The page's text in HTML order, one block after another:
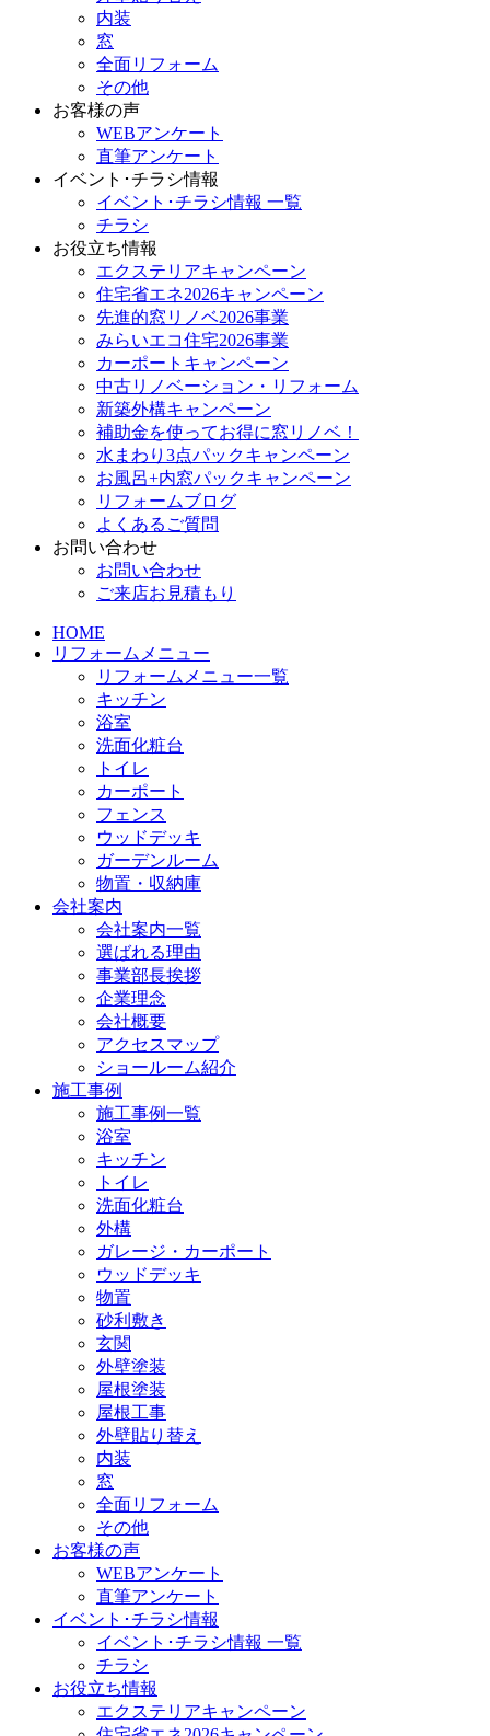
内装
窓
全面リフォーム
その他
お客様の声
WEBアンケート
直筆アンケート
イベント･チラシ情報
イベント･チラシ情報 一覧
チラシ
お役立ち情報
エクステリアキャンペーン
住宅省エネ2026キャンペーン
先進的窓リノベ2026事業
みらいエコ住宅2026事業
カーポートキャンペーン
中古リノベーション・リフォーム
新築外構キャンペーン
補助金を使ってお得に窓リノベ！
水まわり3点パックキャンペーン
お風呂+内窓パックキャンペーン
リフォームブログ
よくあるご質問
お問い合わせ
お問い合わせ
ご来店お見積もり
HOME
リフォームメニュー
リフォームメニュー一覧
キッチン
浴室
洗面化粧台
トイレ
カーポート
フェンス
ウッドデッキ
ガーデンルーム
物置・収納庫
会社案内
会社案内一覧
選ばれる理由
事業部長挨拶
企業理念
会社概要
アクセスマップ
ショールーム紹介
施工事例
施工事例一覧
浴室
キッチン
トイレ
洗面化粧台
外構
ガレージ・カーポート
ウッドデッキ
物置
砂利敷き
玄関
外壁塗装
屋根塗装
屋根工事
外壁貼り替え
内装
窓
全面リフォーム
その他
お客様の声
WEBアンケート
直筆アンケート
イベント･チラシ情報
イベント･チラシ情報 一覧
チラシ
お役立ち情報
エクステリアキャンペーン